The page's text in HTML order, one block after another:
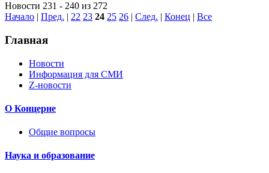
Новости 231 - 240 из 272
Начало | Пред. | 22 23 24 25 26 | След. | Конец | Все
Главная
Новости
Информация для СМИ
Z-новости
О Концерне
Общие вопросы
Наука и образование